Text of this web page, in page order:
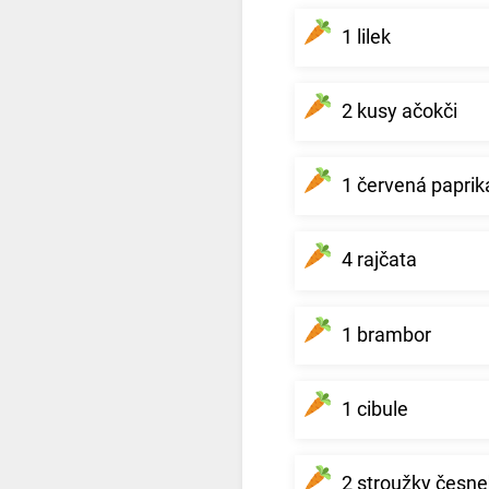
1 lilek
2 kusy ačokči
1 červená
4 rajčata
1 brambor
1 cibule
2 stroužky